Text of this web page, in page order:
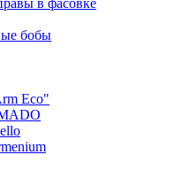
в фасовке
бобы
Eco"